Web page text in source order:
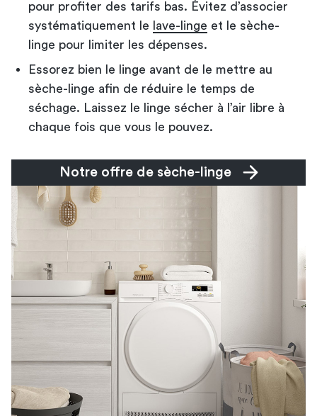
pour profiter des tarifs bas. Évitez d’associer
systématiquement le
lave-linge et le sèche-
linge pour limiter les dépenses.
Essorez bien le linge avant de le mettre au
sèche-linge afin de réduire le temps de
séchage. Laissez le linge sécher à l’air libre à
chaque fois que vous le pouvez.
Notre offre de sèche-linge